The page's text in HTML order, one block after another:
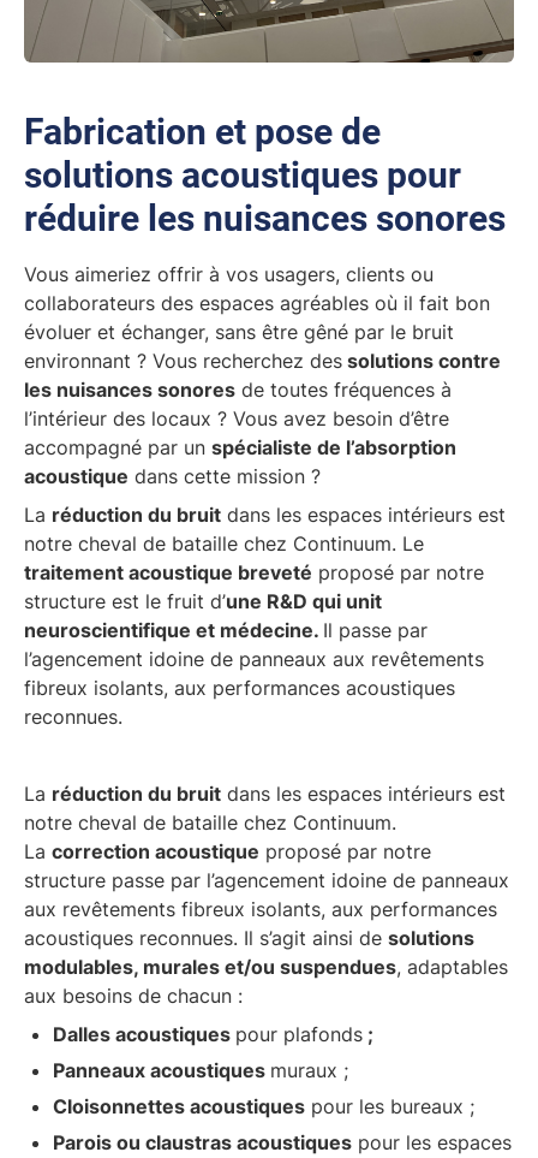
Fabrication et pose de
solutions acoustiques pour
réduire les nuisances sonores
Vous aimeriez offrir à vos usagers, clients ou
collaborateurs des espaces agréables où il fait bon
évoluer et échanger, sans être gêné par le bruit
environnant ? Vous recherchez des solutions contre
les nuisances sonores de toutes fréquences à
l’intérieur des locaux ? Vous avez besoin d’être
accompagné par un spécialiste de l’absorption
acoustique dans cette mission ?
La réduction du bruit dans les espaces intérieurs est
notre cheval de bataille chez Continuum. Le
traitement acoustique breveté proposé par notre
structure est le fruit d’une R&D qui unit
neuroscientifique et médecine. Il passe par
l’agencement idoine de panneaux aux revêtements
fibreux isolants, aux performances acoustiques
reconnues.
La réduction du bruit dans les espaces intérieurs est
notre cheval de bataille chez Continuum.
La correction acoustique proposé par notre
structure passe par l’agencement idoine de panneaux
aux revêtements fibreux isolants, aux performances
acoustiques reconnues. Il s’agit ainsi de solutions
modulables, murales et/ou suspendues, adaptables
aux besoins de chacun :
Dalles acoustiques pour plafonds ;
Panneaux acoustiques muraux ;
Cloisonnettes acoustiques pour les bureaux ;
Parois ou claustras acoustiques pour les espaces